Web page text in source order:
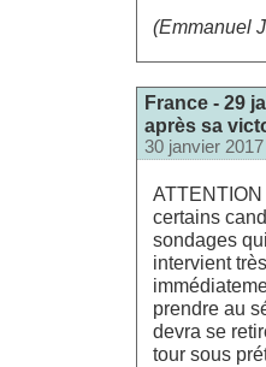
(Emmanuel
France - 29
après sa
30 janvier
certains
sondages
intervient
prendre au
devra se
tour sous